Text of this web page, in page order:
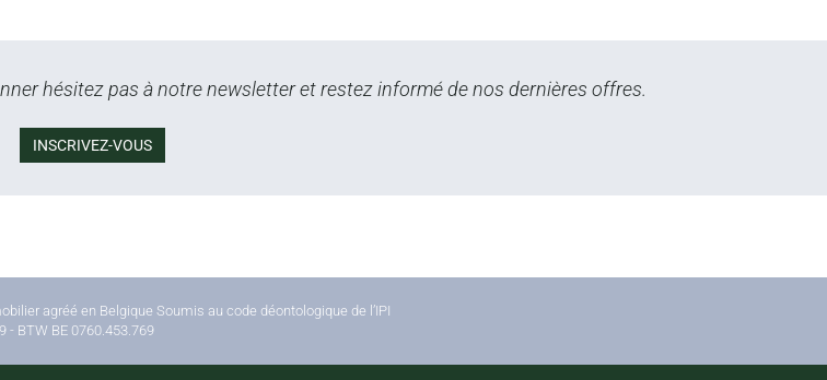
hésitez pas à notre newsletter et restez informé de nos dernières offres.
INSCRIVEZ-VOUS
agréé en Belgique Soumis au code déontologique de l’IPI
- BTW BE 0760.453.769